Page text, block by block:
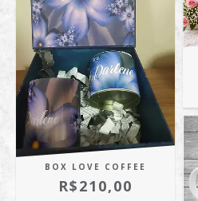
BOX LOVE COFFEE
R$210,00